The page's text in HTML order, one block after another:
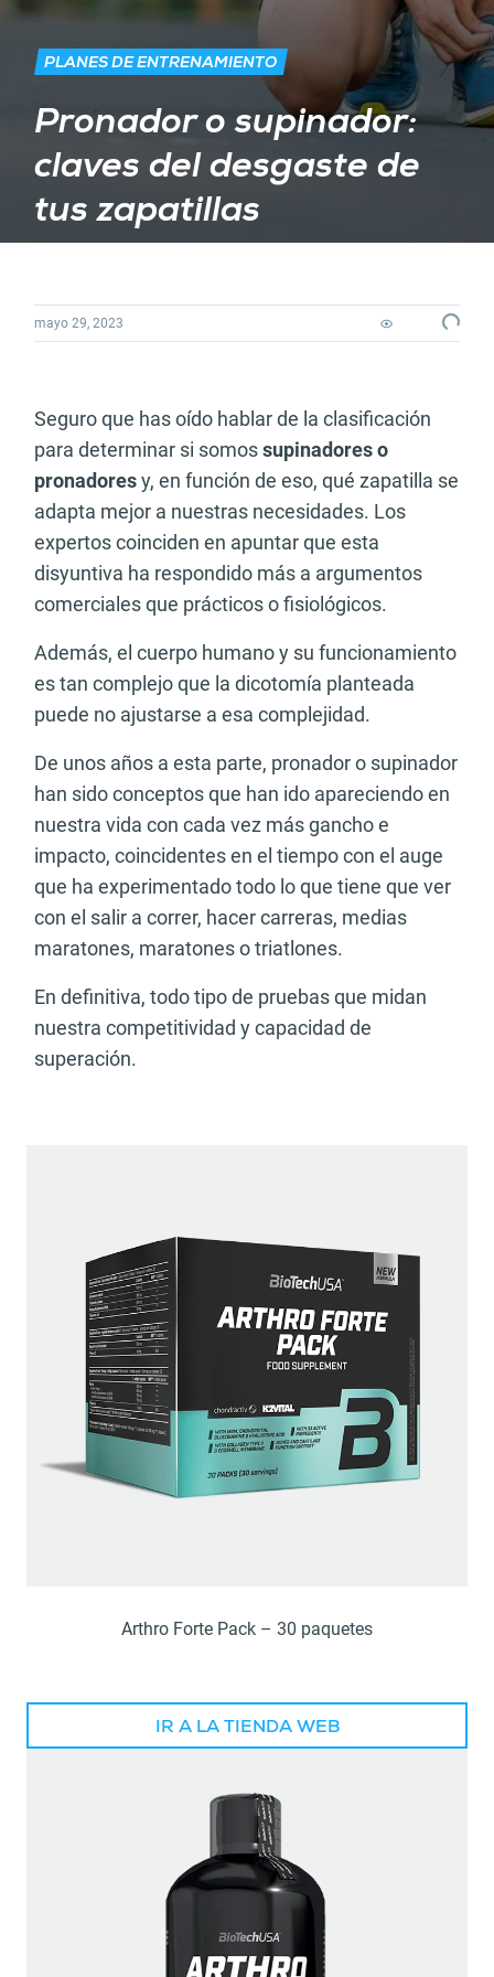
PLANES DE ENTRENAMIENTO
Pronador o supinador:
claves del desgaste de
tus zapatillas
mayo 29, 2023
Loading...
Seguro que has oído hablar de la clasificación
para determinar si somossupinadores o
pronadoresy, en función de eso, qué zapatilla se
adapta mejor a nuestras necesidades. Los
expertos coinciden en apuntar que esta
disyuntiva ha respondido más a argumentos
comerciales que prácticos o fisiológicos.
Además, el cuerpo humano y su funcionamiento
es tan complejo que la dicotomía planteada
puede no ajustarse a esa complejidad.
De unos años a esta parte, pronador o supinador
han sido conceptos que han ido apareciendo en
nuestra vida con cada vez más gancho e
impacto, coincidentes en el tiempo con el auge
que ha experimentado todo lo que tiene que ver
con el salir a correr, hacer carreras, medias
maratones, maratones o triatlones.
En definitiva, todo tipo de pruebas que midan
nuestra competitividad y capacidad de
superación.
Arthro Forte Pack – 30 paquetes
IR A LA TIENDA WEB